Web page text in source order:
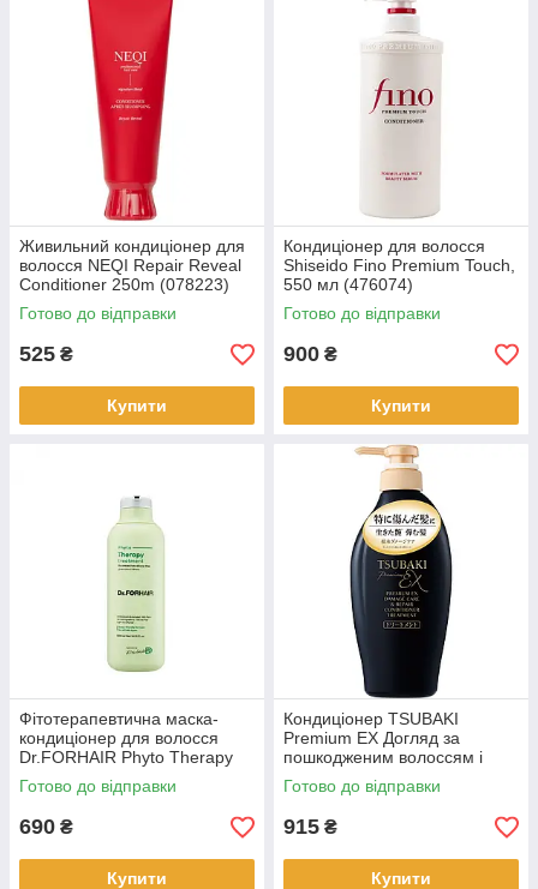
Живильний кондиціонер для
волосся NEQI Repair Reveal
Conditioner 250m (078223)
Готово до відправки
525 ₴
Купити
Кондиціонер для волосся
Shiseido Fino Premium Touch,
550 мл (476074)
Готово до відправки
900 ₴
Купити
Фітотерапевтична маска-
кондиціонер для волосся
Dr.FORHAIR Phyto Therapy
Treatment, 300 мл (533469)
Готово до відправки
690 ₴
Купити
Кондиціонер TSUBAKI
Premium EX Догляд за
пошкодженим волоссям і
відновлення, 450 мл
Готово до відправки
915 ₴
Купити